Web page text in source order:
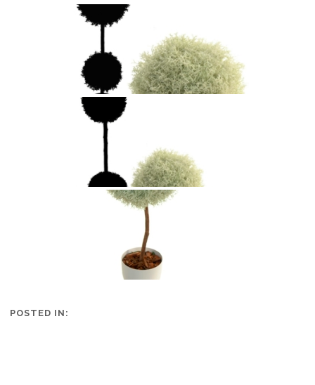
EXTERIOR
POSTED IN: